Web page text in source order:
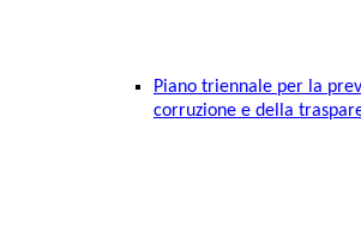
Piano triennale per la
corruzione e della